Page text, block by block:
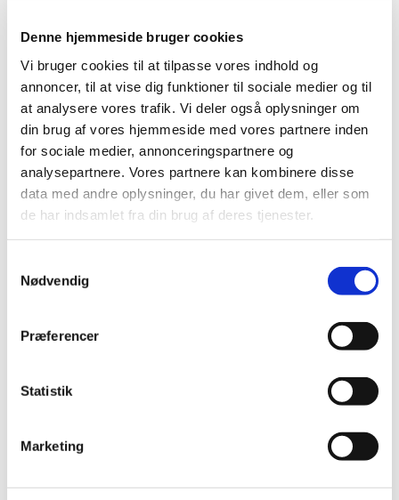
Denne hjemmeside bruger cookies
Vi bruger cookies til at tilpasse vores indhold og
annoncer, til at vise dig funktioner til sociale medier og til
at analysere vores trafik. Vi deler også oplysninger om
din brug af vores hjemmeside med vores partnere inden
for sociale medier, annonceringspartnere og
analysepartnere. Vores partnere kan kombinere disse
data med andre oplysninger, du har givet dem, eller som
de har indsamlet fra din brug af deres tjenester.
Nødvendig
Præferencer
Statistik
Marketing
spejdernes program for de forskellige
Spirerne:
Piger fra 5 år - 1. klasse: kl. 17 - 18.15
Smutterne:
Piger i 2. og 3. klasse: kl. 18 - 19.30
onsdag - eller ring til Pernille på tlf. 50 95 01 60 og
hør mere.